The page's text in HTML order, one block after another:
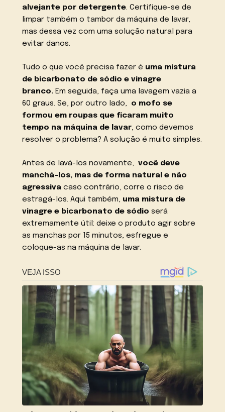
alvejante por detergente. Certifique-se de
limpar também o tambor da máquina de lavar,
mas dessa vez com uma solução natural para
evitar danos.
Tudo o que você precisa fazer é uma mistura
de bicarbonato de sódio e vinagre
branco. Em seguida, faça uma lavagem vazia a
60 graus. Se, por outro lado,
o mofo se
formou em roupas que ficaram muito
tempo na máquina de lavar, como devemos
resolver o problema? A solução é muito simples.
Antes de lavá-los novamente, você deve
manchá-los, mas de forma natural e não
agressiva caso contrário, corre o risco de
estragá-los. Aqui também, uma mistura de
vinagre e bicarbonato de sódio será
extremamente útil: deixe o produto agir sobre
as manchas por 15 minutos, esfregue e
coloque-as na máquina de lavar.